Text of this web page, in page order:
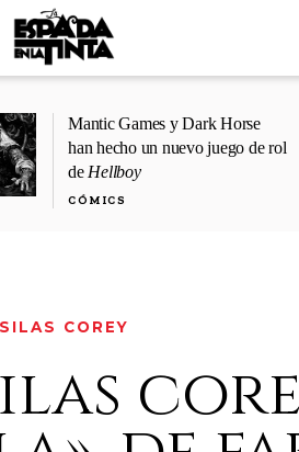
Mantic Games y Dark Horse
han hecho un nuevo juego de rol
de Hellboy
CÓMICS
SILAS COREY